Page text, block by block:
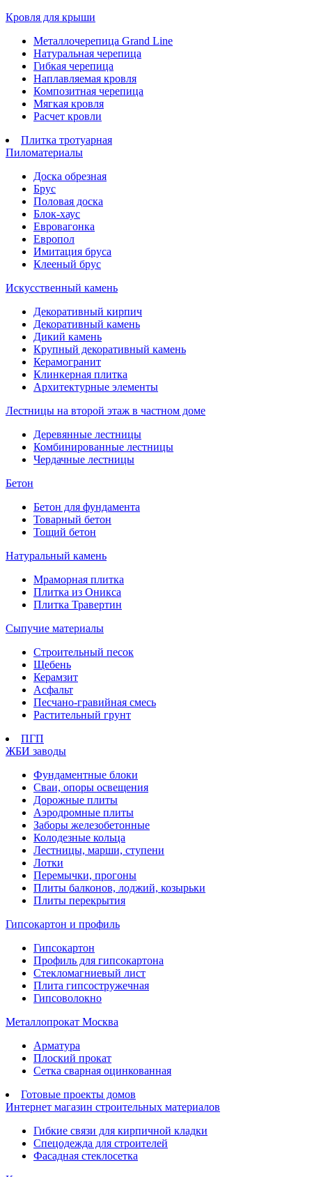
Кровля для крыши
Металлочерепица Grand Line
Натуральная черепица
Гибкая черепица
Наплавляемая кровля
Композитная черепица
Мягкая кровля
Расчет кровли
Плитка тротуарная
Пиломатериалы
Доска обрезная
Брус
Половая доска
Блок-хаус
Евровагонка
Европол
Имитация бруса
Клееный брус
Искусственный камень
Декоративный кирпич
Декоративный камень
Дикий камень
Крупный декоративный камень
Керамогранит
Клинкерная плитка
Архитектурные элементы
Лестницы на второй этаж в частном доме
Деревянные лестницы
Комбинированные лестницы
Чердачные лестницы
Бетон
Бетон для фундамента
Товарный бетон
Тощий бетон
Натуральный камень
Мраморная плитка
Плитка из Оникса
Плитка Травертин
Сыпучие материалы
Строительный песок
Щебень
Керамзит
Асфальт
Песчано-гравийная смесь
Растительный грунт
ПГП
ЖБИ заводы
Фундаментные блоки
Сваи, опоры освещения
Дорожные плиты
Аэродромные плиты
Заборы железобетонные
Колодезные кольца
Лестницы, марши, ступени
Лотки
Перемычки, прогоны
Плиты балконов, лоджий, козырьки
Плиты перекрытия
Гипсокартон и профиль
Гипсокартон
Профиль для гипсокартона
Стекломагниевый лист
Плита гипсостружечная
Гипсоволокно
Металлопрокат Москва
Арматура
Плоский прокат
Сетка сварная оцинкованная
Готовые проекты домов
Интернет магазин строительных материалов
Гибкие связи для кирпичной кладки
Спецодежда для строителей
Фасадная стеклосетка